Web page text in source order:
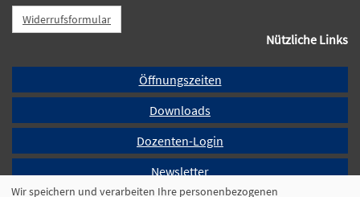
Widerrufsformular
Nützliche Links
Öffnungszeiten
Downloads
Dozenten-Login
Newsletter
Wir speichern und verarbeiten Ihre personenbezogenen